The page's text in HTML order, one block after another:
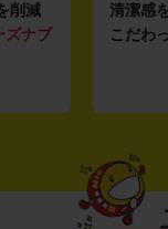
削減
ズナブ
清潔感
こだわ